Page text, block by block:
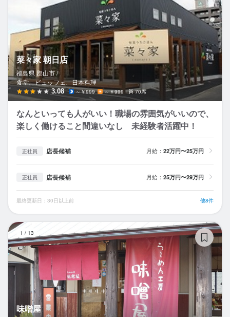
菜々家 朝日店
福島県 郡山市 /
食堂、ビュッフェ、日本料理
3.08 ～￥999 ～￥999 70席
なんといっても人がいい！職場の雰囲気がいいので、
楽しく働けること間違いなし 未経験者活躍中！
正社員 店長候補 月給： 22万円〜25万円
正社員 店長候補 月給： 25万円〜29万円
最終更新日：30日以上前 他8件
1 / 13
味噌屋